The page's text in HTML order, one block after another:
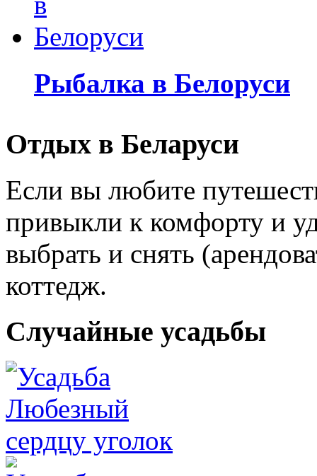
Рыбалка в Белоруси
Отдых в Беларуси
Если вы любите
привыкли к комфорту и
выбрать и снять
коттедж.
Случайные усадьбы